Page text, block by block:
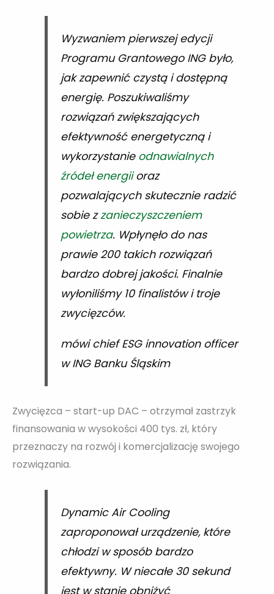
Wyzwaniem pierwszej edycji
Programu Grantowego ING było,
jak zapewnić czystą i dostępną
energię. Poszukiwaliśmy
rozwiązań zwiększających
efektywność energetyczną i
wykorzystanie odnawialnych
źródeł energiioraz
pozwalających skutecznie radzić
sobie zzanieczyszczeniem
powietrza. Wpłynęło do nas
prawie 200 takich rozwiązań
bardzo dobrej jakości. Finalnie
wyłoniliśmy 10 finalistów i troje
zwycięzców.
mówi chief ESG innovation officer
w ING Banku Śląskim
Zwycięzca – start-up DAC – otrzymał zastrzyk
finansowania w wysokości 400 tys. zł, który
przeznaczy na rozwój i komercjalizację swojego
rozwiązania.
Dynamic Air Cooling
zaproponował urządzenie, które
chłodzi w sposób bardzo
efektywny. W niecałe 30 sekund
jest w stanie obniżyć